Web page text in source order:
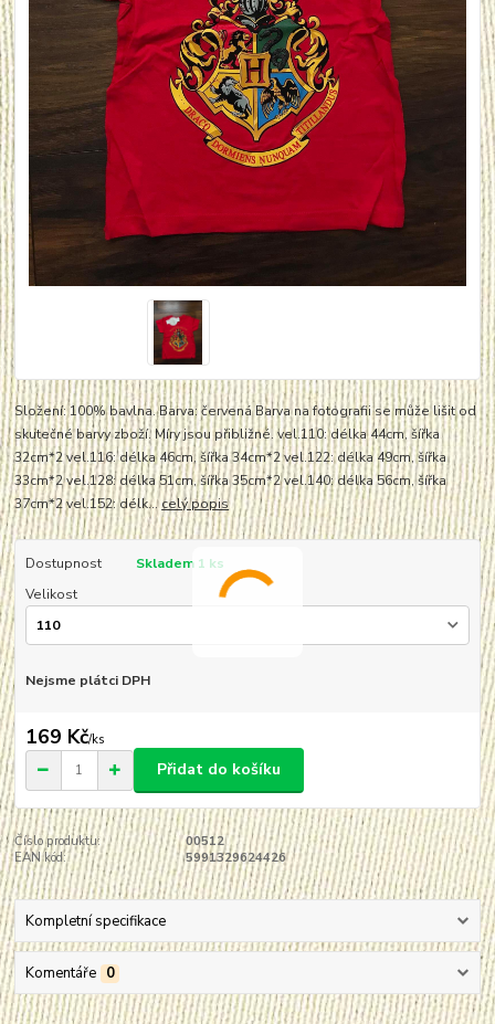
Složení: 100% bavlna. Barva: červená Barva na fotografii se může lišit od
skutečné barvy zboží. Míry jsou přibližné. vel.110: délka 44cm, šířka
32cm*2 vel.116: délka 46cm, šířka 34cm*2 vel.122: délka 49cm, šířka
33cm*2 vel.128: délka 51cm, šířka 35cm*2 vel.140: délka 56cm, šířka
37cm*2 vel.152: délk...celý popis
Dostupnost
Skladem 1 ks
Velikost
Nejsme plátci DPH
169 Kč/ks
Přidat do košíku
Číslo produktu:
00512
EAN kód:
5991329624426
Kompletní specifikace
Komentáře 0